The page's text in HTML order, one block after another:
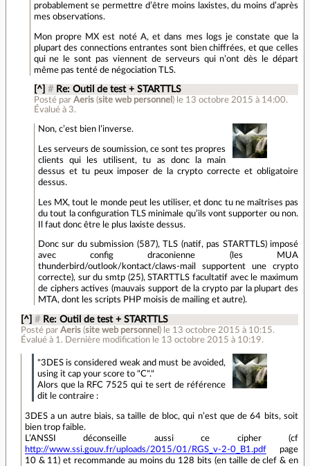
probablement se permettre d’être moins laxistes, du moins d’après
mes observations.
Mon propre MX est noté A, et dans mes logs je constate que la
plupart des connections entrantes sont bien chiffrées, et que celles
qui ne le sont pas viennent de serveurs qui n’ont dès le départ
même pas tenté de négociation TLS.
[^] # Re: Outil de test + STARTTLS
Posté par Aeris(site web personnel ) le 13 octobre 2015 à 14:00.
Évalué à 3.
Non, c’est bien l’inverse.
Les serveurs de soumission, ce sont tes propres
clients qui les utilisent, tu as donc la main
dessus et tu peux imposer de la crypto correcte et obligatoire
dessus.
Les MX, tout le monde peut les utiliser, et donc tu ne maîtrises pas
du tout la configuration TLS minimale qu’ils vont supporter ou non.
Il faut donc être le plus laxiste dessus.
Donc sur du submission (587), TLS (natif, pas STARTTLS) imposé
avec config draconienne (les MUA
thunderbird/outlook/kontact/claws-mail supportent une crypto
correcte), sur du smtp (25), STARTTLS facultatif avec le maximum
de ciphers actives (mauvais support de la crypto par la plupart des
MTA, dont les scripts PHP moisis de mailing et autre).
[^] # Re: Outil de test + STARTTLS
Posté par Aeris(site web personnel ) le 13 octobre 2015 à 10:15.
Évalué à 1 . Dernière modification le 13 octobre 2015 à 10:19.
"3DES is considered weak and must be avoided,
using it cap your score to "C"."
Alors que la RFC 7525 qui te sert de référence
dit le contraire :
3DES a un autre biais, sa taille de bloc, qui n’est que de 64 bits, soit
bien trop faible.
L’ANSSI déconseille aussi ce cipher (cf
http://www.ssi.gouv.fr/uploads/2015/01/RGS_v-2-0_B1.pdfpage
10 & 11) et recommande au moins du 128 bits (en taille de clef & en